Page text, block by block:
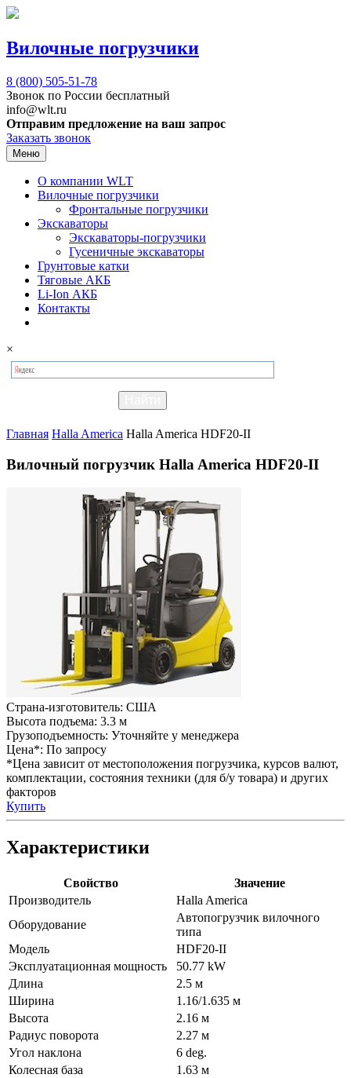
Вилочные погрузчики
8 (800) 505-51-78
Звонок по России бесплатный
info@wlt.ru
Отправим предложение на ваш запрос
Заказать звонок
Меню
О компании WLT
Вилочные погрузчики
Фронтальные погрузчики
Экскаваторы
Экскаваторы-погрузчики
Гусеничные экскаваторы
Грунтовые катки
Тяговые АКБ
Li-Ion АКБ
Контакты
×
Главная Halla America Halla America HDF20-II
Вилочный погрузчик Halla America HDF20-II
Страна-изготовитель: США
Высота подъема: 3.3 м
Грузоподъемность: Уточняйте у менеджера
Цена*: По запросу
*Цена зависит от местоположения погрузчика, курсов валют,
комплектации, состояния техники (для б/у товара) и других
факторов
Купить
Характеристики
Свойство
Значение
Производитель
Halla America
Оборудование
Автопогрузчик вилочного
типа
Модель
HDF20-II
Эксплуатационная мощность
50.77 kW
Длина
2.5 м
Ширина
1.16/1.635 м
Высота
2.16 м
Радиус поворота
2.27 м
Угол наклона
6 deg.
Колесная база
1.63 м